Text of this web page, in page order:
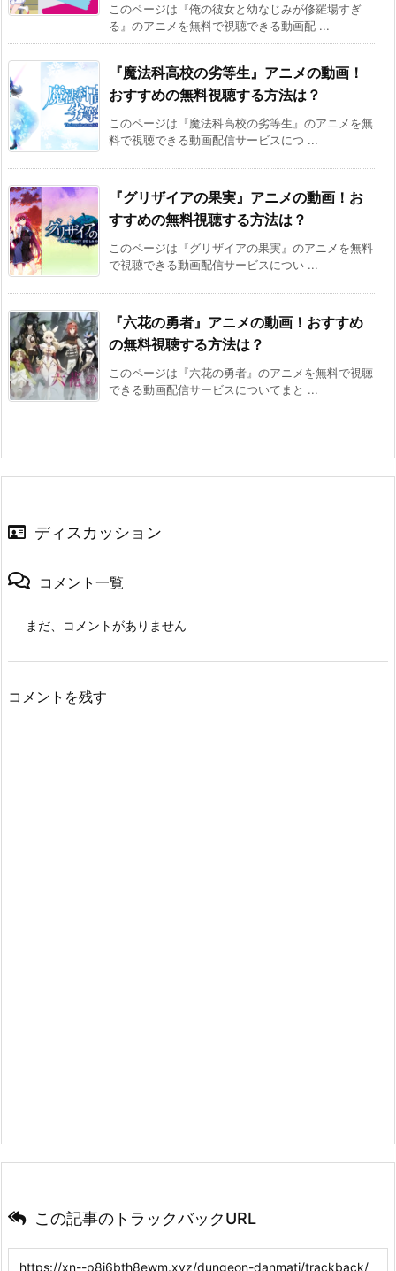
このページは『俺の彼女と幼なじみが修羅場すぎ
る』のアニメを無料で視聴できる動画配 ...
『魔法科高校の劣等生』アニメの動画！
おすすめの無料視聴する方法は？
このページは『魔法科高校の劣等生』のアニメを無
料で視聴できる動画配信サービスにつ ...
『グリザイアの果実』アニメの動画！お
すすめの無料視聴する方法は？
このページは『グリザイアの果実』のアニメを無料
で視聴できる動画配信サービスについ ...
『六花の勇者』アニメの動画！おすすめ
の無料視聴する方法は？
このページは『六花の勇者』のアニメを無料で視聴
できる動画配信サービスについてまと ...
ディスカッション
コメント一覧
まだ、コメントがありません
コメントを残す
この記事のトラックバックURL